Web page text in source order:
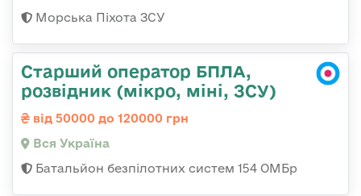
Морська Піхота ЗСУ
Старший оператор БПЛА,
розвідник (мікро, міні, ЗСУ)
від 50000 до 120000 грн
Вся Україна
Батальйон безпілотних систем 154 ОМБр